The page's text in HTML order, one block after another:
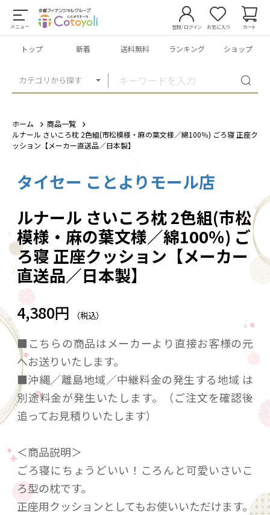
メニュー
カテゴリから探す
登録/ログイン お気に入り カート
トップ 新着 送料無料 ランキング ショップ
ホーム
商品一覧
ルナール さいころ枕 2色組(市松模様・麻の葉文様／綿100％) ごろ寝 正座ク
ッション【メーカー直送品／日本製】
タイセー ことよりモール店
ルナール さいころ枕 2色組(市松
模様・麻の葉文様／綿100％) ご
ろ寝 正座クッション【メーカー
直送品／日本製】
4,380円 （税込）
■こちらの商品はメーカーより直接お客様の元
へお送りいたします。
■沖縄／離島地域／中継料金の発生する地域 は
別途料金が発生いたします。（ご注文を確認後
追ってお見積りいたします）
＜商品説明＞
ごろ寝にちょうどいい！ころんと可愛いさいこ
ろ型の枕です。
正座用クッションとしてもお使いいただけます。